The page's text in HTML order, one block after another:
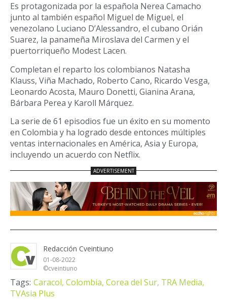
Es protagonizada por la española Nerea Camacho
junto al también español Miguel de Miguel, el
venezolano Luciano D’Alessandro, el cubano Orián
Suarez, la panameña Miroslava del Carmen y el
puertorriqueño Modest Lacen.
Completan el reparto los colombianos Natasha
Klauss, Viña Machado, Roberto Cano, Ricardo Vesga,
Leonardo Acosta, Mauro Donetti, Gianina Arana,
Bárbara Perea y Karoll Márquez.
La serie de 61 episodios fue un éxito en su momento
en Colombia y ha logrado desde entonces múltiples
ventas internacionales en América, Asia y Europa,
incluyendo un acuerdo con Netflix.
Redacción Cveintiuno
01-08-2022
©cveintiuno
Tags: Caracol, Colombia, Corea del Sur, TRA Media,
TVAsia Plus